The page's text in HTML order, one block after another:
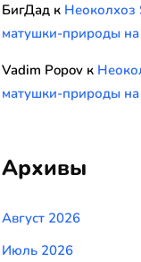
БигДад к Неоколхоз
матушки-природы
Vadim Popov к
матушки-природы
Архивы
Август 2026
Июль 2026